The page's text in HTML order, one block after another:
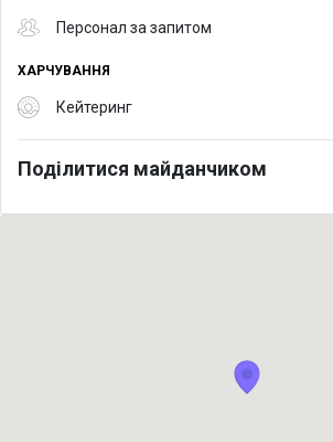
Персонал за запитом
ХАРЧУВАННЯ
Кейтеринг
Поділитися майданчиком